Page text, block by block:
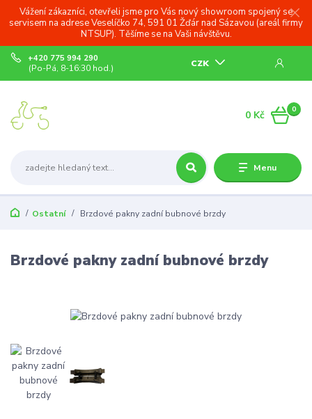
Vážení zákazníci, otevřeli jsme pro Vás nový showroom spojený se
servisem na adrese Veselíčko 74, 591 01 Žďár nad Sázavou (areál firmy
NTSUP). Těšíme se na Vaši návštěvu.
Menu
CZK
+420 775 994 290
(Po-Pá, 8-16:30 hod.)
0
0 Kč
Ostatní Brzdové pakny zadní bubnové brzdy
Brzdové pakny zadní bubnové brzdy